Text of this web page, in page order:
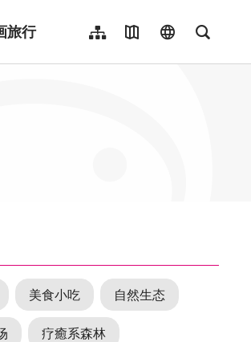
旅行
网站导览地图导览language全文检
美食小吃 自然生态
疗癒系森林